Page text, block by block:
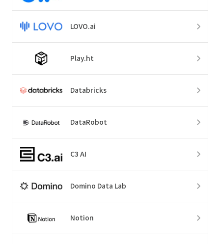
LOVO.ai
Play.ht
Databricks
DataRobot
C3 AI
Domino Data Lab
Notion